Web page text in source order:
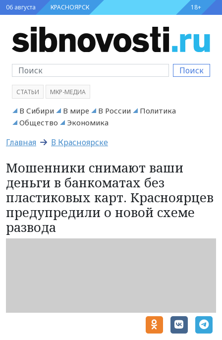
06 августа КРАСНОЯРСК 18+
Поиск
СТАТЬИ МКР-МЕДИА
В Сибири В мире В России
Политика
Общество
Экономика
Главная В Красноярске
Мошенники снимают ваши
деньги в банкоматах без
пластиковых карт. Красноярцев
предупредили о новой схеме
развода